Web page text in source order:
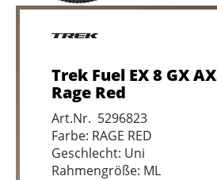
Trek Fuel EX 8 GX
Rage Red
Art.Nr. 5296823
Farbe: RAGE RED
Geschlecht: Uni
Rahmengröße: ML